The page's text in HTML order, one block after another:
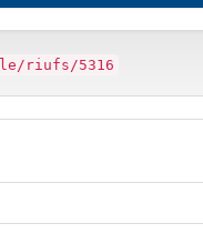
riufs/5316